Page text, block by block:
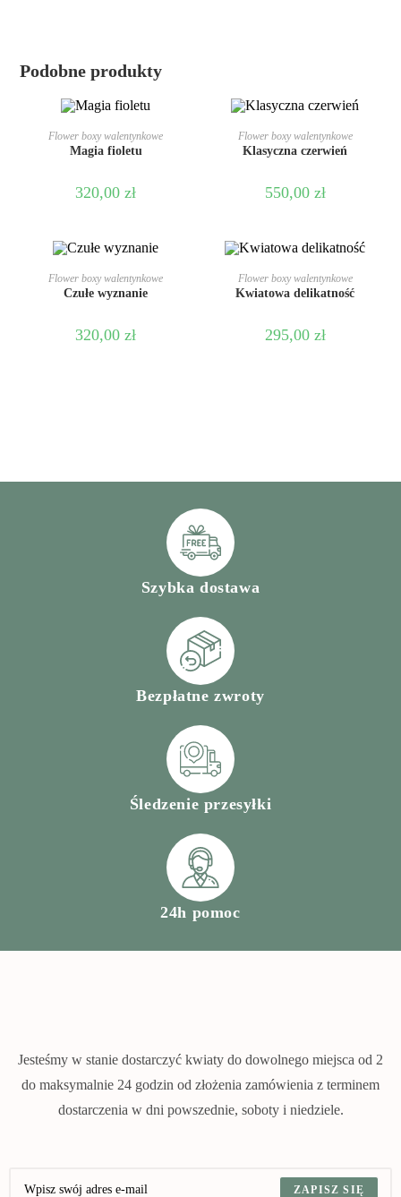
Podobne produkty
DODAJ DO KOSZYKA
Flower boxy walentynkowe
Magia fioletu
320,00zł
DODAJ DO KOSZYKA
Flower boxy walentynkowe
Klasyczna czerwień
550,00 zł
DODAJ DO KOSZYKA
Flower boxy walentynkowe
Czułe wyznanie
320,00zł
DODAJ DO KOSZYKA
Flower boxy walentynkowe
Kwiatowa delikatność
295,00 zł
Szybka dostawa
Bezpłatne zwroty
Śledzenie przesyłki
24h pomoc
Jesteśmy w stanie dostarczyć kwiaty do dowolnego miejsca od 2
do maksymalnie 24 godzin od złożenia zamówienia z terminem
dostarczenia w dni powszednie, soboty i niedziele.
ZAPISZ SIĘ